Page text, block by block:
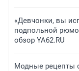
«Девчонки, вы
подпольной
обзор YA62.RU
Модные рецепты